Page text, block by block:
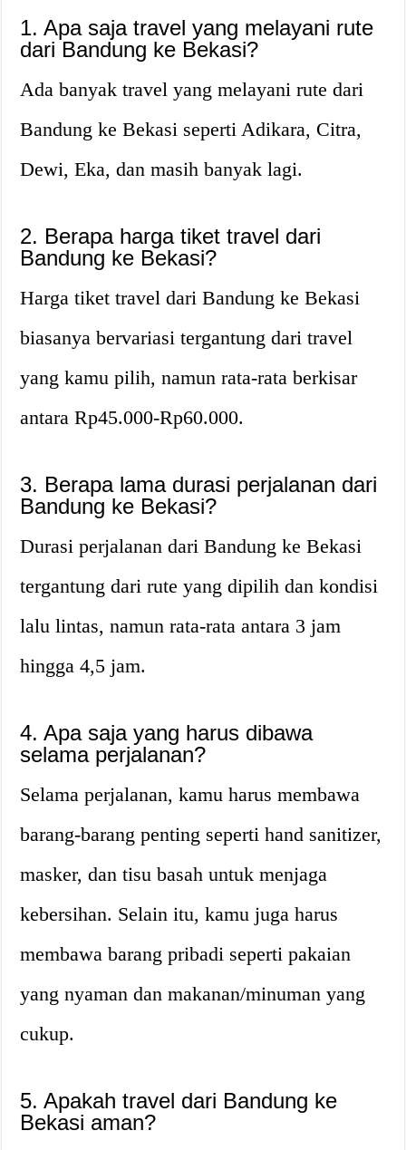
1. Apa saja travel yang melayani rute
dari Bandung ke Bekasi?
Ada banyak travel yang melayani rute dari
Bandung ke Bekasi seperti Adikara, Citra,
Dewi, Eka, dan masih banyak lagi.
2. Berapa harga tiket travel dari
Bandung ke Bekasi?
Harga tiket travel dari Bandung ke Bekasi
biasanya bervariasi tergantung dari travel
yang kamu pilih, namun rata-rata berkisar
antara Rp45.000-Rp60.000.
3. Berapa lama durasi perjalanan dari
Bandung ke Bekasi?
Durasi perjalanan dari Bandung ke Bekasi
tergantung dari rute yang dipilih dan kondisi
lalu lintas, namun rata-rata antara 3 jam
hingga 4,5 jam.
4. Apa saja yang harus dibawa
selama perjalanan?
Selama perjalanan, kamu harus membawa
barang-barang penting seperti hand sanitizer,
masker, dan tisu basah untuk menjaga
kebersihan. Selain itu, kamu juga harus
membawa barang pribadi seperti pakaian
yang nyaman dan makanan/minuman yang
cukup.
5. Apakah travel dari Bandung ke
Bekasi aman?